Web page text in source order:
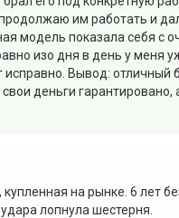
им работать и
модель показала себя с
изо дня в день у меня
исправно. Вывод:
деньги
на рынке. 6 лет
лопнула шестерня.